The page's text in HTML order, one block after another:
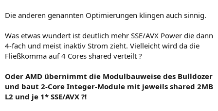
Die anderen genannten Optimierungen klingen auch sinnig.
Was etwas wundert ist deutlich mehr SSE/AVX Power die dann
4-fach und meist inaktiv Strom zieht. Vielleicht wird da die
Fließkomma auf 4 Cores shared verteilt ?
Oder AMD übernimmt die Modulbauweise des Bulldozer
und baut 2-Core Integer-Module mit jeweils shared 2MB
L2 und je 1* SSE/AVX ?!